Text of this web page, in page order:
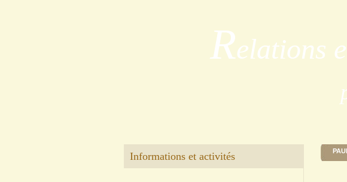
Relations
Informations et activités